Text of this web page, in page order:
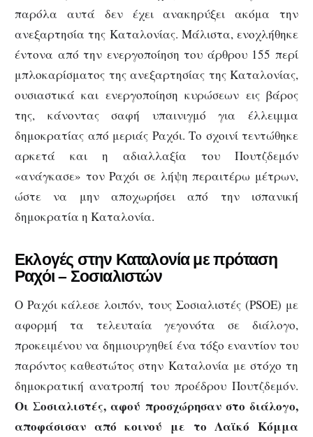
παρόλα αυτά δεν έχει ανακηρύξει ακόμα την
ανεξαρτησία της Καταλονίας. Μάλιστα, ενοχλήθηκε
έντονα από την ενεργοποίηση του άρθρου 155 περί
μπλοκαρίσματος της ανεξαρτησίας της Καταλονίας,
ουσιαστικά και ενεργοποίηση κυρώσεων εις βάρος
της, κάνοντας σαφή υπαινιγμό για έλλειμμα
δημοκρατίας από μεριάς Ραχόι. Το σχοινί τεντώθηκε
αρκετά και η αδιαλλαξία του Πουτζδεμόν
«ανάγκασε» τον Ραχόι σε λήψη περαιτέρω μέτρων,
ώστε να μην αποχωρήσει από την ισπανική
δημοκρατία η Καταλονία.
Εκλογές στην Καταλονία με πρόταση
Ραχόι – Σοσιαλιστών
Ο Ραχόι κάλεσε λοιπόν, τους Σοσιαλιστές (PSOE) με
αφορμή τα τελευταία γεγονότα σε διάλογο,
προκειμένου να δημιουργηθεί ένα τόξο εναντίον του
παρόντος καθεστώτος στην Καταλονία με στόχο τη
δημοκρατική ανατροπή του προέδρου Πουτζδεμόν.
Οι Σοσιαλιστές, αφού προσχώρησαν στο διάλογο,
αποφάσισαν από κοινού με το Λαϊκό Κόμμα